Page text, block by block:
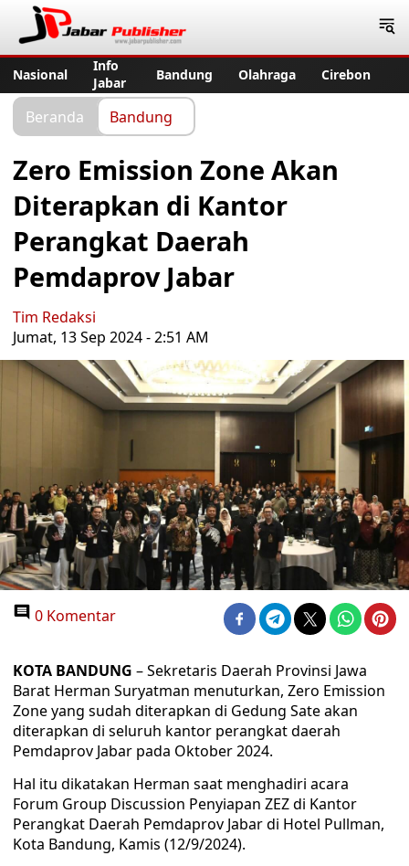
Nasional
Info
Jabar
Bandung Olahraga Cirebon
Beranda Bandung
Zero Emission Zone Akan
Diterapkan di Kantor
Perangkat Daerah
Pemdaprov Jabar
Tim Redaksi
Jumat, 13 Sep 2024 - 2:51 AM
0 Komentar
KOTA BANDUNG – Sekretaris Daerah Provinsi Jawa
Barat Herman Suryatman menuturkan, Zero Emission
Zone yang sudah diterapkan di Gedung Sate akan
diterapkan di seluruh kantor perangkat daerah
Pemdaprov Jabar pada Oktober 2024.
Hal itu dikatakan Herman saat menghadiri acara
Forum Group Discussion Penyiapan ZEZ di Kantor
Perangkat Daerah Pemdaprov Jabar di Hotel Pullman,
Kota Bandung, Kamis (12/9/2024).